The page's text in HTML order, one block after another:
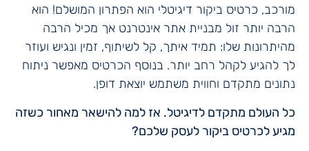
מורכב, כרטיס ביקור דיגיטלי הוא הפתרון המושלם! הוא
הרבה יותר זול מבניית אתר אינטרנט אך מכיל הרבה
מהיתרונות שלו: תמיד איתך, קל לשיתוף, זמין ונגיש ועוזר
לך להגיע לקהל רחב יותר. בנוסף הכרטיס מאפשר ניתוח
נתונים מתקדם וחווית משתמש יוצאת דופן.
כל העולם מתקדם לדיגיטל. אז למה להישאר מאחור כשזה
מגיע לכרטיס ביקור לעסק שלכם?